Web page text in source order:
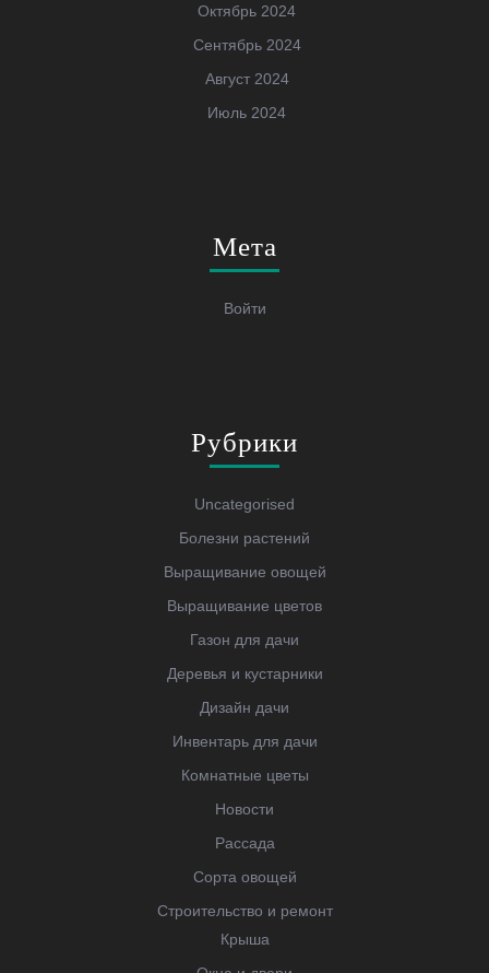
Октябрь 2024
Сентябрь 2024
Август 2024
Июль 2024
Мета
Войти
Рубрики
Uncategorised
Болезни растений
Выращивание овощей
Выращивание цветов
Газон для дачи
Деревья и кустарники
Дизайн дачи
Инвентарь для дачи
Комнатные цветы
Новости
Рассада
Сорта овощей
Строительство и ремонт
Крыша